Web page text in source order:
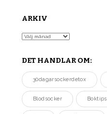
ARKIV
Arkiv
DET HANDLAR OM:
30dagarsockerdetox
Blodsocker Boktips